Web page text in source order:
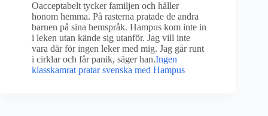
Oacceptabelt tycker familjen och håller
honom hemma. På rasterna pratade de andra
barnen på sina hemspråk. Hampus kom inte in
i leken utan kände sig utanför. Jag vill inte
vara där för ingen leker med mig. Jag går runt
i cirklar och får panik, säger han.Ingen
klasskamrat pratar svenska med Hampus